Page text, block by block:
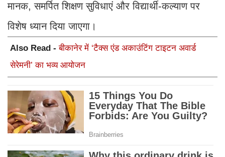
मानक, समर्पित शिक्षण सुविधाएं और विद्यार्थी-कल्याण पर
विशेष ध्यान दिया जाएगा।
Also Read -बीकानेर में ‘टैक्स एंड अकाउंटिंग टाइटन अवार्ड
सेरेमनी’ का भव्य आयोजन